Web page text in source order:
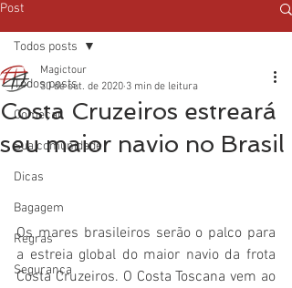
Post
Todos posts
Começar
Sua comunidade
Dicas
Bagagem
Regras
Segurança
Todos posts
Costa Cruzeiros estreará
seu maior navio no Brasil
Magictour
30 de out. de 2020 3 min de leitura
Os mares brasileiros serão o palco para
a estreia global do maior navio da frota
Costa Cruzeiros. O Costa Toscana vem ao